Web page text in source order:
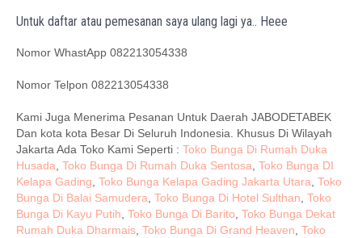
Untuk daftar atau pemesanan saya ulang lagi ya.. Heee
Nomor WhastApp 082213054338
Nomor Telpon 082213054338
Kami Juga Menerima Pesanan Untuk Daerah JABODETABEK
Dan kota kota Besar Di Seluruh Indonesia. Khusus Di Wilayah
Jakarta Ada Toko Kami Seperti : Toko Bunga Di Rumah Duka
Husada Toko Bunga Di Rumah Duka Sentosa Toko Bunga DI
Kelapa Gading Toko Bunga Kelapa Gading Jakarta Utara Toko
Bunga Di Balai Samudera Toko Bunga Di Hotel Sulthan Toko
Bunga Di Kayu Putih Toko Bunga Di Barito Toko Bunga Dekat
Rumah Duka Dharmais Toko Bunga Di Grand Heaven Toko